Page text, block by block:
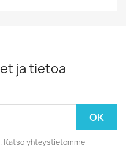
ja tietoa
Katso yhteystietomme